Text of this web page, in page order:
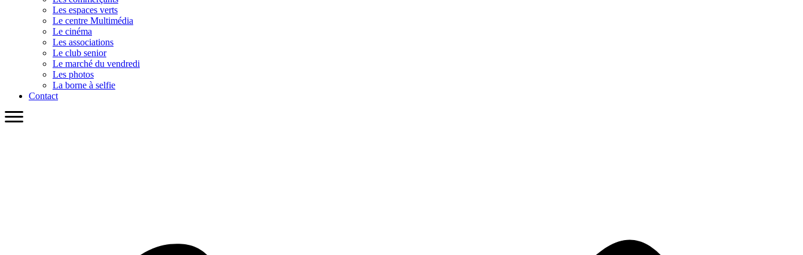
Les espaces verts
Le centre Multimédia
Le cinéma
Les associations
Le club senior
Le marché du vendredi
Les photos
La borne à selfie
Contact